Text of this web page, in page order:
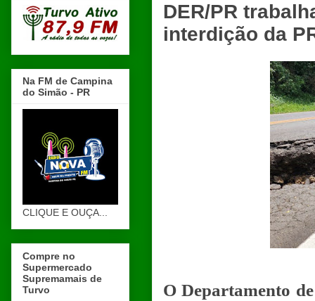
DER/PR
interdição da
O Departamento
Na FM de Campina
do Simão - PR
CLIQUE E OUÇA...
Compre no
Supermercado
Supremamais de
Turvo